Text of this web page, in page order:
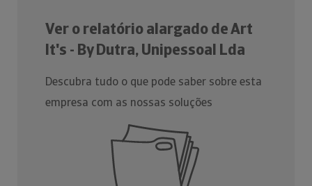
Ver o relatório alargado de Art
It's - By Dutra, Unipessoal Lda
Descubra tudo o que pode saber sobre esta
empresa com as nossas soluções